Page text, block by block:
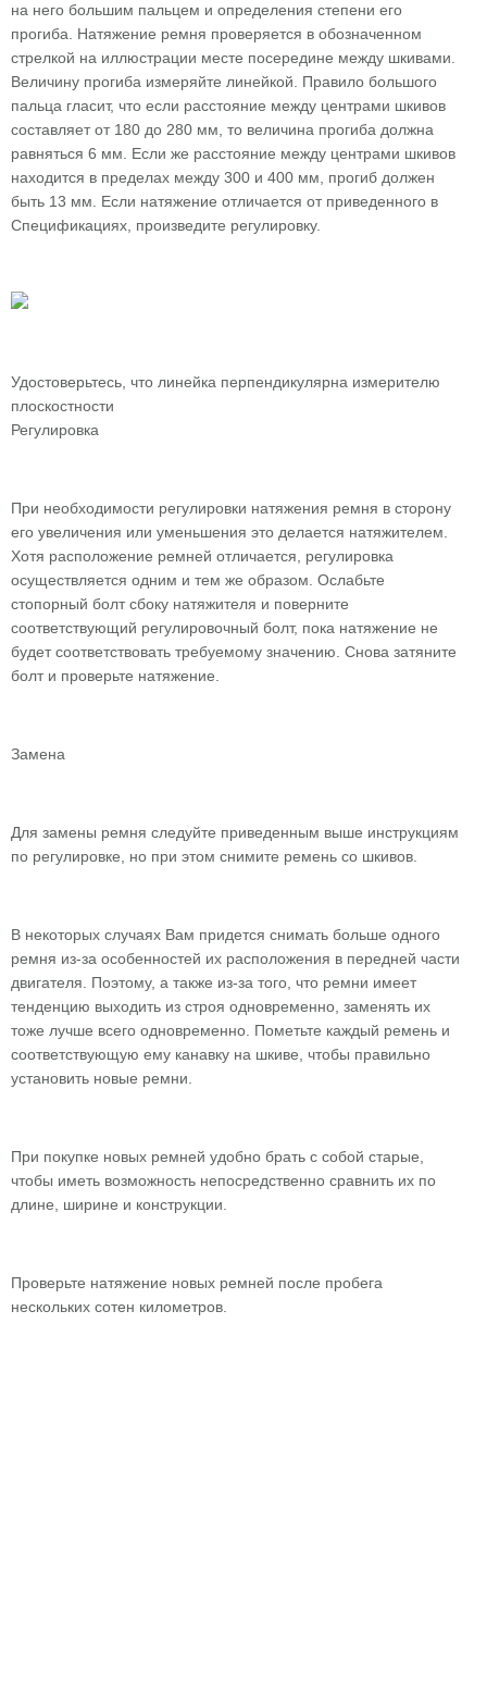
на него большим пальцем и определения степени его
прогиба. Натяжение ремня проверяется в обозначенном
стрелкой на иллюстрации месте посередине между шкивами.
Величину прогиба измеряйте линейкой. Правило большого
пальца гласит, что если расстояние между центрами шкивов
составляет от 180 до 280 мм, то величина прогиба должна
равняться 6 мм. Если же расстояние между центрами шкивов
находится в пределах между 300 и 400 мм, прогиб должен
быть 13 мм. Если натяжение отличается от приведенного в
Спецификациях, произведите регулировку.
Удостоверьтесь, что линейка перпендикулярна измерителю
плоскостности
Регулировка
При необходимости регулировки натяжения ремня в сторону
его увеличения или уменьшения это делается натяжителем.
Хотя расположение ремней отличается, регулировка
осуществляется одним и тем же образом. Ослабьте
стопорный болт сбоку натяжителя и поверните
соответствующий регулировочный болт, пока натяжение не
будет соответствовать требуемому значению. Снова затяните
болт и проверьте натяжение.
Замена
Для замены ремня следуйте приведенным выше инструкциям
по регулировке, но при этом снимите ремень со шкивов.
В некоторых случаях Вам придется снимать больше одного
ремня из-за особенностей их расположения в передней части
двигателя. Поэтому, а также из-за того, что ремни имеет
тенденцию выходить из строя одновременно, заменять их
тоже лучше всего одновременно. Пометьте каждый ремень и
соответствующую ему канавку на шкиве, чтобы правильно
установить новые ремни.
При покупке новых ремней удобно брать с собой старые,
чтобы иметь возможность непосредственно сравнить их по
длине, ширине и конструкции.
Проверьте натяжение новых ремней после пробега
нескольких сотен километров.